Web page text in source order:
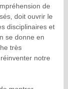
de
doit ouvrir le
disciplinaires et
se donne en
très
notre